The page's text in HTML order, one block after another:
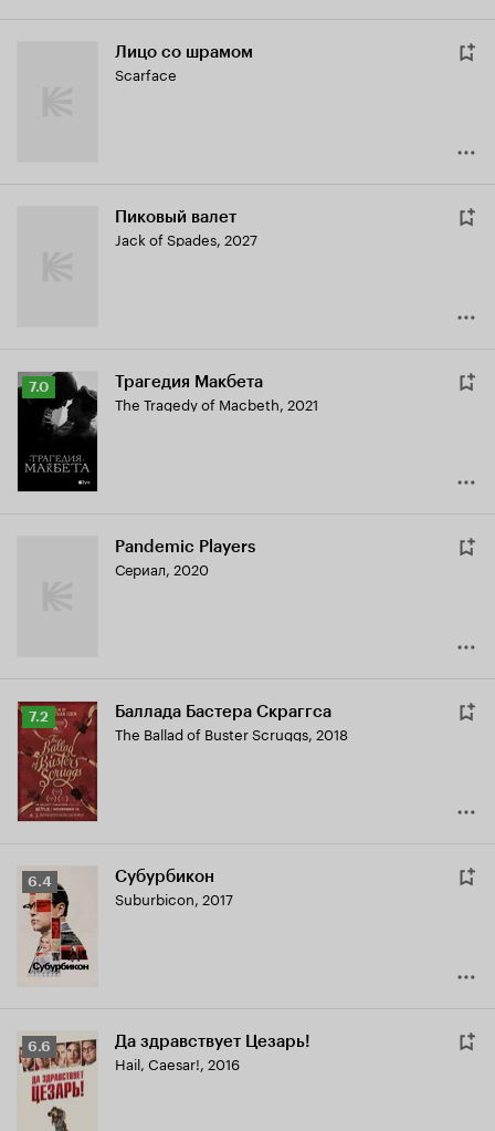
Лицо со шрамом
Scarface
Пиковый валет
Jack of Spades, 2027
Рейтинг
Кинопоиска
7.0
7.0 Трагедия Макбета
The Tragedy of Macbeth, 2021
Pandemic Players
Сериал, 2020
Рейтинг
Кинопоиска
7.2
7.2 Баллада Бастера Скраггса
The Ballad of Buster Scruggs, 2018
Рейтинг
Кинопоиска
6.4
6.4 Субурбикон
Suburbicon, 2017
Рейтинг
Кинопоиска
6.6
6.6 Да здравствует Цезарь!
Hail, Caesar!, 2016